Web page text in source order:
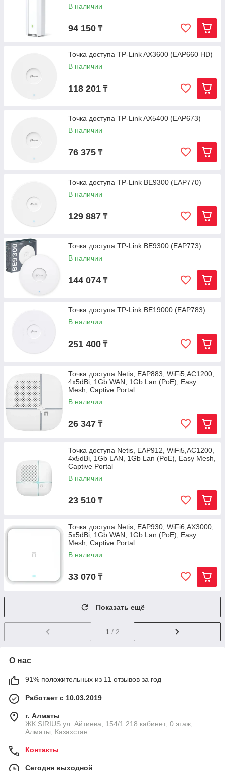
В наличии
94 150 ₸
Точка доступа TP-Link AX3600 (EAP660 HD)
В наличии
118 201 ₸
Точка доступа TP-Link AX5400 (EAP673)
В наличии
76 375 ₸
Точка доступа TP-Link BE9300 (EAP770)
В наличии
129 887 ₸
Точка доступа TP-Link BE9300 (EAP773)
В наличии
144 074 ₸
Точка доступа TP-Link BE19000 (EAP783)
В наличии
251 400 ₸
Точка доступа Netis, EAP883, WiFi5,AC1200,
4x5dBi, 1Gb WAN, 1Gb Lan (PoE), Easy
Mesh, Captive Portal
В наличии
26 347 ₸
Точка доступа Netis, EAP912, WiFi5,AC1200,
4x5dBi, 1Gb LAN, 1Gb Lan (PoE), Easy Mesh,
Captive Portal
В наличии
23 510 ₸
Точка доступа Netis, EAP930, WiFi6,AX3000,
5x5dBi, 1Gb WAN, 1Gb Lan (PoE), Easy
Mesh, Captive Portal
В наличии
33 070 ₸
Показать ещё
1 / 2
О нас
91% положительных из 11 отзывов за год
Работает с 10.03.2019
г. Алматы
​ЖК SIRIUS​ ул. Айтиева, 154/1​ 218 кабинет; 0 этаж,
Алматы, Казахстан
Контакты
Сегодня выходной